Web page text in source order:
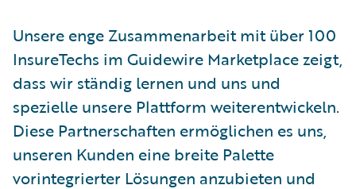
Unsere enge Zusammenarbeit mit über 100
InsureTechs im Guidewire Marketplace zeigt,
dass wir ständig lernen und uns und
spezielle unsere Plattform weiterentwickeln.
Diese Partnerschaften ermöglichen es uns,
unseren Kunden eine breite Palette
vorintegrierter Lösungen anzubieten und